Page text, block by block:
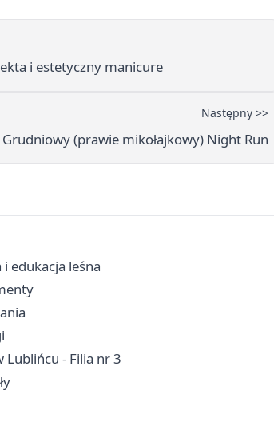
i estetyczny manicure
Następny >>
Grudniowy (prawie mikołajkowy) Night Run
edukacja leśna
Lublińcu - Filia nr 3